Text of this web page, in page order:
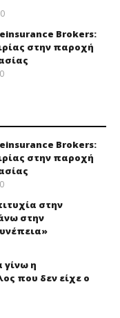
0
Brokers:
στην παροχή
0
Brokers:
στην παροχή
0
στην
στην
γίνω η
που δεν είχε ο